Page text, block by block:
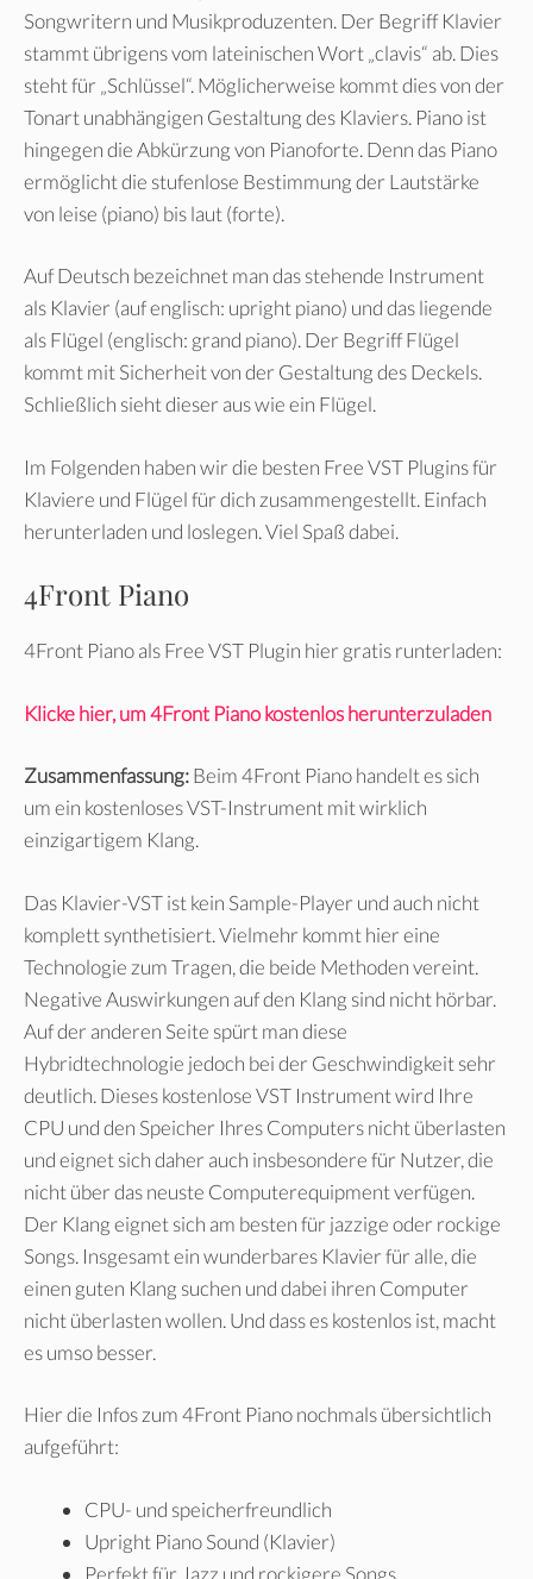
Songwritern und Musikproduzenten. Der Begriff Klavier
stammt übrigens vom lateinischen Wort „clavis“ ab. Dies
steht für „Schlüssel“. Möglicherweise kommt dies von der
Tonart unabhängigen Gestaltung des Klaviers. Piano ist
hingegen die Abkürzung von Pianoforte. Denn das Piano
ermöglicht die stufenlose Bestimmung der Lautstärke
von leise (piano) bis laut (forte).
Auf Deutsch bezeichnet man das stehende Instrument
als Klavier (auf englisch: upright piano) und das liegende
als Flügel (englisch: grand piano). Der Begriff Flügel
kommt mit Sicherheit von der Gestaltung des Deckels.
Schließlich sieht dieser aus wie ein Flügel.
Im Folgenden haben wir die besten Free VST Plugins für
Klaviere und Flügel für dich zusammengestellt. Einfach
herunterladen und loslegen. Viel Spaß dabei.
4Front Piano
4Front Piano als Free VST Plugin hier gratis runterladen:
Klicke hier, um 4Front Piano kostenlos herunterzuladen
Zusammenfassung:Beim 4Front Piano handelt es sich
um ein kostenloses VST-Instrument mit wirklich
einzigartigem Klang.
Das Klavier-VST ist kein Sample-Player und auch nicht
komplett synthetisiert. Vielmehr kommt hier eine
Technologie zum Tragen, die beide Methoden vereint.
Negative Auswirkungen auf den Klang sind nicht hörbar.
Auf der anderen Seite spürt man diese
Hybridtechnologie jedoch bei der Geschwindigkeit sehr
deutlich. Dieses kostenlose VST Instrument wird Ihre
CPU und den Speicher Ihres Computers nicht überlasten
und eignet sich daher auch insbesondere für Nutzer, die
nicht über das neuste Computerequipment verfügen.
Der Klang eignet sich am besten für jazzige oder rockige
Songs. Insgesamt ein wunderbares Klavier für alle, die
einen guten Klang suchen und dabei ihren Computer
nicht überlasten wollen. Und dass es kostenlos ist, macht
es umso besser.
Hier die Infos zum 4Front Piano nochmals übersichtlich
aufgeführt:
CPU- und speicherfreundlich
Upright Piano Sound (Klavier)
Perfekt für Jazz und rockigere Songs